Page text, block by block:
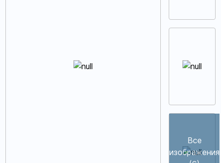
Все
изображения